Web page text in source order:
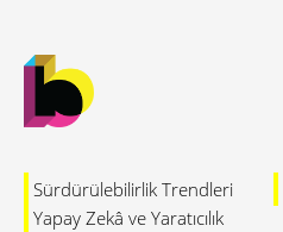
Sürdürülebilirlik Trendleri
Yapay Zekâ ve Yaratıcılık